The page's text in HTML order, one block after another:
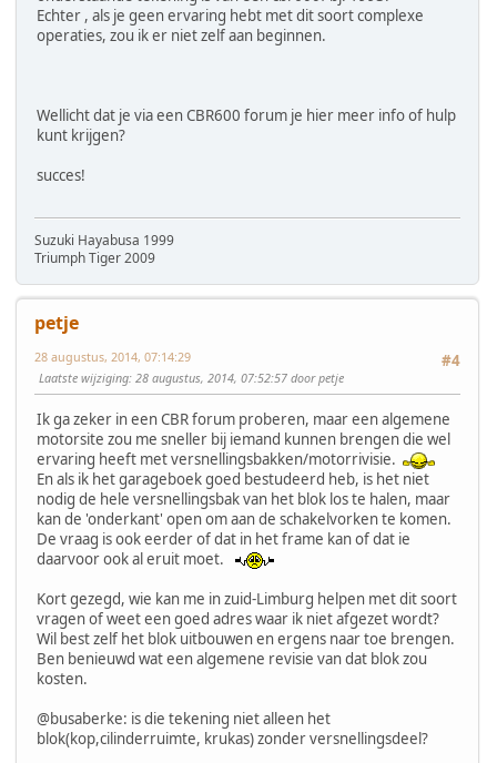
Echter , als je geen ervaring hebt met dit soort complexe
operaties, zou ik er niet zelf aan beginnen.
Wellicht dat je via een CBR600 forum je hier meer info of hulp
kunt krijgen?
succes!
Suzuki Hayabusa 1999
Triumph Tiger 2009
petje
#4
28 augustus, 2014, 07:14:29
Laatste wijziging: 28 augustus, 2014, 07:52:57 door petje
Ik ga zeker in een CBR forum proberen, maar een algemene
motorsite zou me sneller bij iemand kunnen brengen die wel
ervaring heeft met versnellingsbakken/motorrivisie.
En als ik het garageboek goed bestudeerd heb, is het niet
nodig de hele versnellingsbak van het blok los te halen, maar
kan de 'onderkant' open om aan de schakelvorken te komen.
De vraag is ook eerder of dat in het frame kan of dat ie
daarvoor ook al eruit moet.
Kort gezegd, wie kan me in zuid-Limburg helpen met dit soort
vragen of weet een goed adres waar ik niet afgezet wordt?
Wil best zelf het blok uitbouwen en ergens naar toe brengen.
Ben benieuwd wat een algemene revisie van dat blok zou
kosten.
@busaberke: is die tekening niet alleen het
blok(kop,cilinderruimte, krukas) zonder versnellingsdeel?